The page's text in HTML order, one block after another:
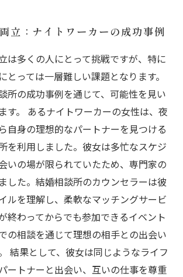
立：ナイトワーカーの成功事例
は多くの人にとって挑戦ですが、特に
とっては一層難しい課題となります。
所の成功事例を通じて、可能性を見い
す。 あるナイトワーカーの女性は、夜
自身の理想的なパートナーを見つける
を利用しました。彼女は多忙なスケジ
いの場が限られていたため、専門家の
した。結婚相談所のカウンセラーは彼
ルを理解し、柔軟なマッチングサービ
終わってからでも参加できるイベント
の相談を通じて理想の相手との出会い
結果として、彼女は同じようなライフ
ートナーと出会い、互いの仕事を尊重